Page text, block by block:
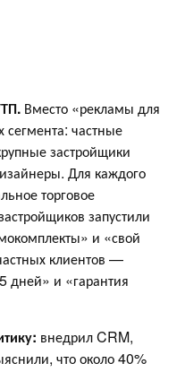
Вместо «рекламы для
частные
застройщики
Для каждого
торговое
запустили
и «свой
клиентов —
дней» и «гарантия
внедрил CRM,
что около 40%